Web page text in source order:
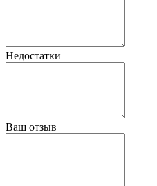
Недостатки
Ваш отзыв